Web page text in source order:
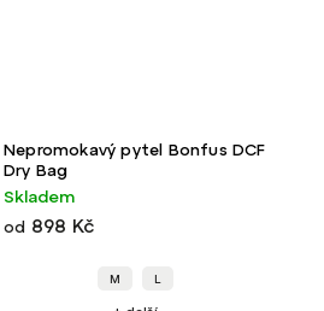
Nepromokavý pytel Bonfus DCF
Dry Bag
Skladem
od 898 Kč
M L